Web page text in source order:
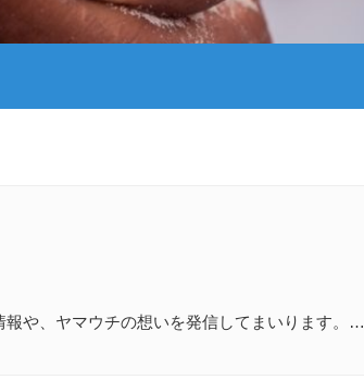
や、ヤマウチの想いを発信してまいります。…